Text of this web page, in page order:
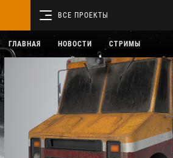
ВСЕ ПРОЕКТЫ
ГЛАВНАЯ НОВОСТИ СТРИМЫ